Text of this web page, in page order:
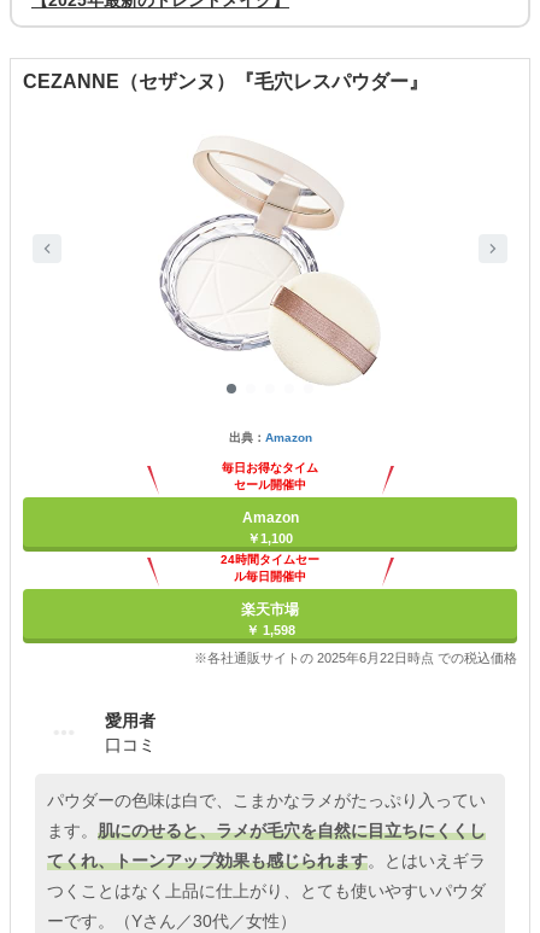
CEZANNE（セザンヌ）『毛穴レスパウダー』
出典： Amazon
毎日お得なタイム
セール開催中
Amazon
￥1,100
24時間タイムセー
ル毎日開催中
楽天市場
￥ 1,598
※各社通販サイトの 2025年6月22日時点 での税込価格
愛用者
口コミ
パウダーの色味は白で、こまかなラメがたっぷり入ってい
ます。 肌にのせると、ラメが毛穴を自然に目立ちにくくし
てくれ、トーンアップ効果も感じられます。とはいえギラ
つくことはなく上品に仕上がり、とても使いやすいパウダ
ーです。（Yさん／30代／女性）